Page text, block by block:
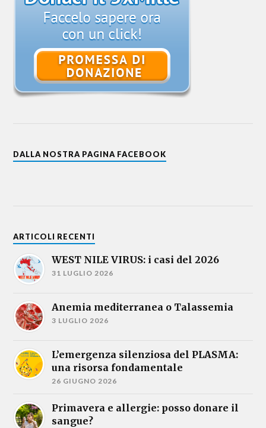
DALLA NOSTRA PAGINA FACEBOOK
ARTICOLI RECENTI
WEST NILE VIRUS: i casi del 2026
31 LUGLIO 2026
Anemia mediterranea o Talassemia
3 LUGLIO 2026
L’emergenza silenziosa del PLASMA:
una risorsa fondamentale
26 GIUGNO 2026
Primavera e allergie: posso donare il
sangue?